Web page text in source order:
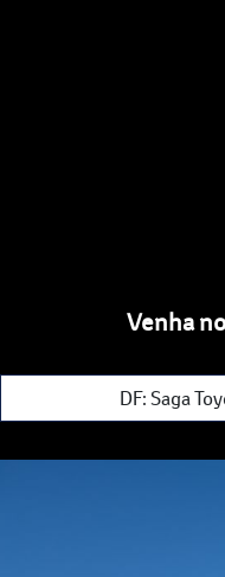
Venha
DF: Saga